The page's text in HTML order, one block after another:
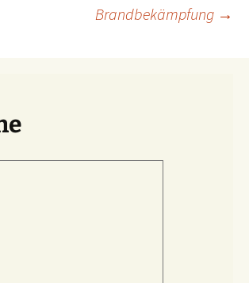
Brandbekämpfung →